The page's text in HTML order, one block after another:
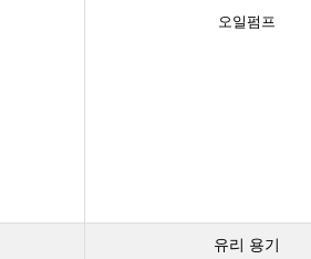
오일펌프
유리 용기